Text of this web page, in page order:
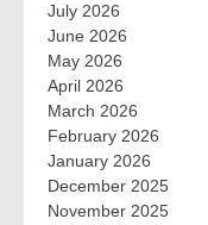
July 2026
June 2026
May 2026
April 2026
March 2026
February 2026
January 2026
December 2025
November 2025